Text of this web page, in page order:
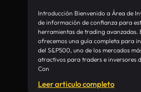
Introducción Bienvenido a Área de
de información de confianza para
herramientas de trading avanzadas.
ofrecemos una guía completa para
del S&P500, uno de los mercados
atractivos para traders e inversores
Con
Leer articulo completo